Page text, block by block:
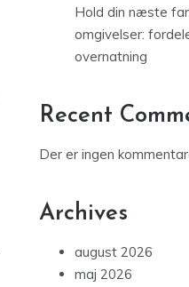
Hold din næste
omgivelser:
overnatning
Recent
Der er ingen
Archives
august 2026
maj 2026